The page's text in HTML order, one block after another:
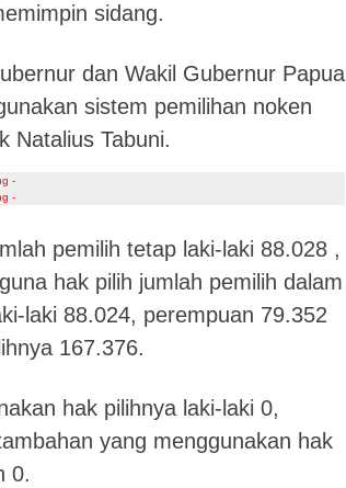
sidang.
dan Wakil Gubernur Papua
sistem pemilihan noken
Natalius Tabuni.
-
-
pemilih tetap laki-laki 88.028 ,
hak pilih jumlah pemilih dalam
laki 88.024, perempuan 79.352
167.376.
hak pilihnya laki-laki 0,
yang menggunakan hak
0.